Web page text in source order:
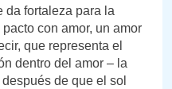
da fortaleza para la
con amor, un amor
que representa el
dentro del amor – la
de que el sol